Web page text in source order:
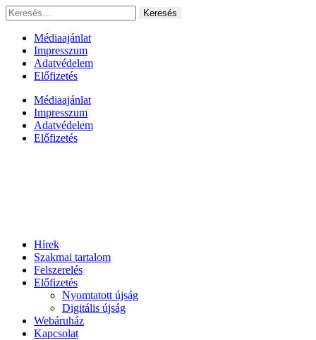
Ugrás
a
tartalomhoz
Keresés:
Médiaajánlat
Impresszum
Adatvédelem
Előfizetés
Médiaajánlat
Impresszum
Adatvédelem
Előfizetés
Hírek
Szakmai tartalom
Felszerelés
Előfizetés
Nyomtatott újság
Digitális újság
Webáruház
Kapcsolat